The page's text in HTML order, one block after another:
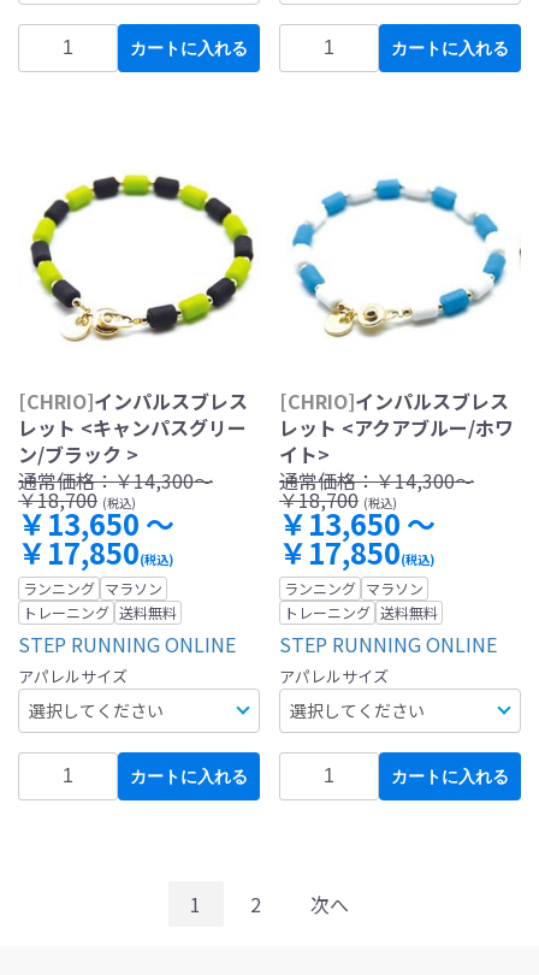
カートに入れる カートに入れる
[CHRIO]インパルスブレス
レット <キャンパスグリー
ン/ブラック >
通常価格：￥14,300～
￥18,700 (税込)
￥13,650 ～
￥17,850(税込)
ランニング マラソン
トレーニング 送料無料
STEP RUNNING ONLINE
アパレルサイズ
カートに入れる
[CHRIO]インパルスブレス
レット <アクアブルー/ホワ
イト>
通常価格：￥14,300～
￥18,700 (税込)
￥13,650 ～
￥17,850(税込)
ランニング マラソン
トレーニング 送料無料
STEP RUNNING ONLINE
アパレルサイズ
カートに入れる
1 2 次へ